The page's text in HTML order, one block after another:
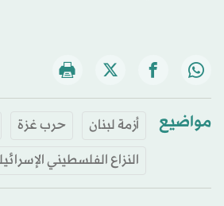
مواضيع أزمة لبنان حرب غزة
النزاع الفلسطيني